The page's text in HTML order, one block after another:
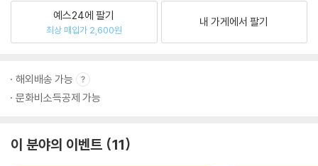
예스24에 팔기
최상 매입가 2,600원
내 가게에서 팔기
해외배송 가능
문화비소득공제 가능
이 분야의 이벤트 11